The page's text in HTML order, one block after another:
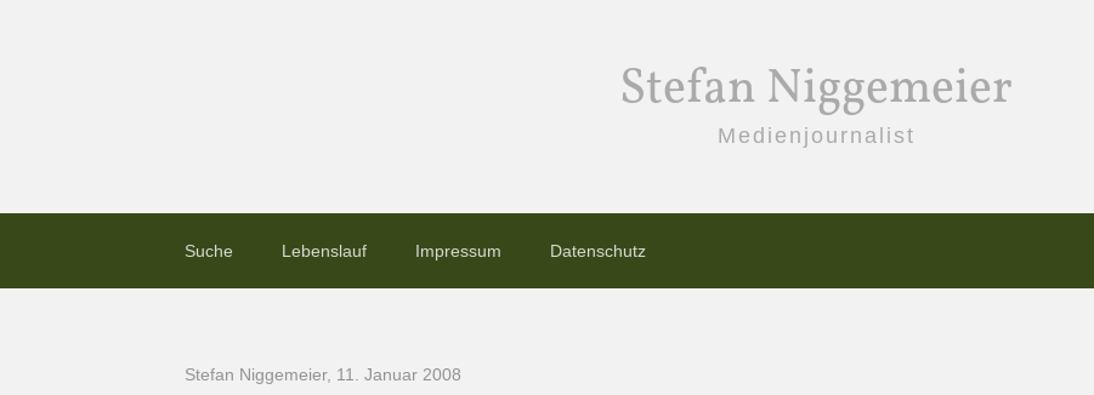
Stefan Niggemeier
Medienjournalist
Suche Lebenslauf Impressum Datenschutz
Stefan Niggemeier, 11. Januar 2008